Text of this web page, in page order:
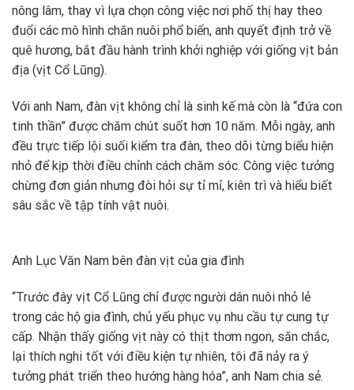
nông lâm, thay vì lựa chọn công việc nơi phố thị hay theo
đuổi các mô hình chăn nuôi phổ biến, anh quyết định trở về
quê hương, bắt đầu hành trình khởi nghiệp với giống vịt bản
địa (vịt Cổ Lũng).
Với anh Nam, đàn vịt không chỉ là sinh kế mà còn là “đứa con
tinh thần” được chăm chút suốt hơn 10 năm. Mỗi ngày, anh
đều trực tiếp lội suối kiểm tra đàn, theo dõi từng biểu hiện
nhỏ để kịp thời điều chỉnh cách chăm sóc. Công việc tưởng
chừng đơn giản nhưng đòi hỏi sự tỉ mỉ, kiên trì và hiểu biết
sâu sắc về tập tính vật nuôi.
Anh Lục Văn Nam bên đàn vịt của gia đình
“Trước đây vịt Cổ Lũng chỉ được người dân nuôi nhỏ lẻ
trong các hộ gia đình, chủ yếu phục vụ nhu cầu tự cung tự
cấp. Nhận thấy giống vịt này có thịt thơm ngon, săn chắc,
lại thích nghi tốt với điều kiện tự nhiên, tôi đã nảy ra ý
tưởng phát triển theo hướng hàng hóa”, anh Nam chia sẻ.